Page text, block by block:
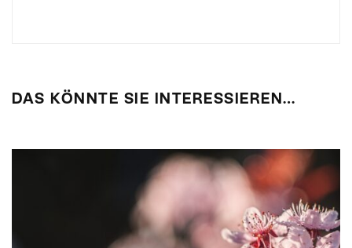
DAS KÖNNTE SIE INTERESSIEREN…